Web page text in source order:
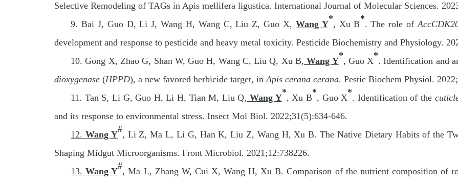
Selective Remodeling of TAGs in Apis mellifera ligustica. International Journal of Molecular Sciences.
9. Bai J, Guo D, Li J, Wang H, Wang C, Liu Z, Guo X, Wang Y
*
, Xu B
*
. The role of
development and response to pesticide and heavy metal toxicity. Pesticide Biochemistry and Physiology.
10.Gong X, Zhao G, Shan W, Guo H, Wang C, Liu Q, Xu B, Wang Y
*
, Guo X
*
. Identification and
dioxygenase (HPPD), a new favored herbicide target, inApis cerana cerana. Pestic Biochem Physiol.
11. Tan S, Li G, Guo H, Li H, Tian M, Liu Q, Wang Y
*
, Xu B
*
, Guo X
*
. Identification of the
and its response to environmental stress. Insect Mol Biol. 2022;31(5):634-646.
12. Wang Y
#
, Li Z, Ma L, Li G, Han K, Liu Z, Wang H, Xu B. The Native Dietary Habits of the
Shaping Midgut Microorganisms. Front Microbiol. 2021;12:738226.
13.Wang Y
#
, Ma L, Zhang W, Cui X, Wang H, Xu B. Comparison of the nutrient composition of